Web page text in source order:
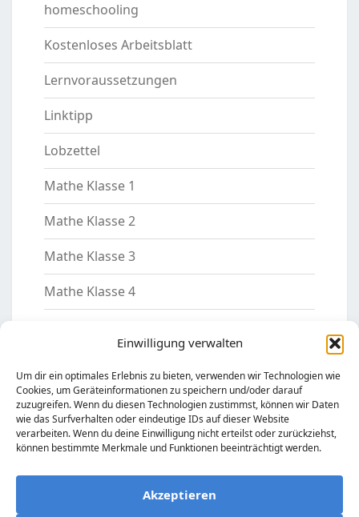
Einwilligung verwalten
Um dir ein optimales Erlebnis zu bieten, verwenden wir Technologien wie
Cookies, um Geräteinformationen zu speichern und/oder darauf
zuzugreifen. Wenn du diesen Technologien zustimmst, können wir Daten
wie das Surfverhalten oder eindeutige IDs auf dieser Website
verarbeiten. Wenn du deine Einwilligung nicht erteilst oder zurückziehst,
können bestimmte Merkmale und Funktionen beeinträchtigt werden.
Akzeptieren
homeschooling
Kostenloses Arbeitsblatt
Lernvoraussetzungen
Linktipp
Lobzettel
Mathe Klasse 1
Mathe Klasse 2
Mathe Klasse 3
Mathe Klasse 4
Nachhilfelehrer
Sachkunde Klasse 2